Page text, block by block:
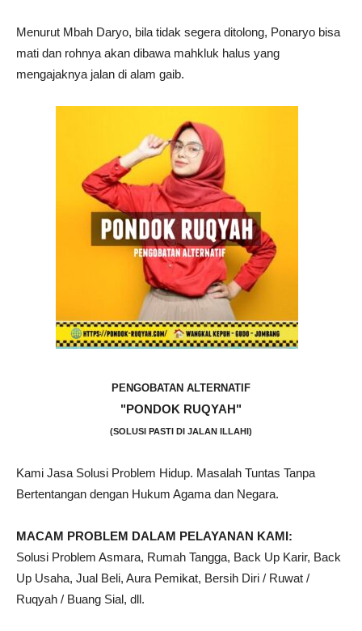
Menurut Mbah Daryo, bila tidak segera ditolong, Ponaryo bisa
mati dan rohnya akan dibawa mahkluk halus yang
mengajaknya jalan di alam gaib.
PENGOBATAN ALTERNATIF
"PONDOK RUQYAH"
(SOLUSI PASTI DI JALAN ILLAHI)
Kami Jasa Solusi Problem Hidup. Masalah Tuntas Tanpa
Bertentangan dengan Hukum Agama dan Negara.
MACAM PROBLEM DALAM PELAYANAN KAMI:
Solusi Problem Asmara, Rumah Tangga, Back Up Karir, Back
Up Usaha, Jual Beli, Aura Pemikat, Bersih Diri / Ruwat /
Ruqyah / Buang Sial, dll.